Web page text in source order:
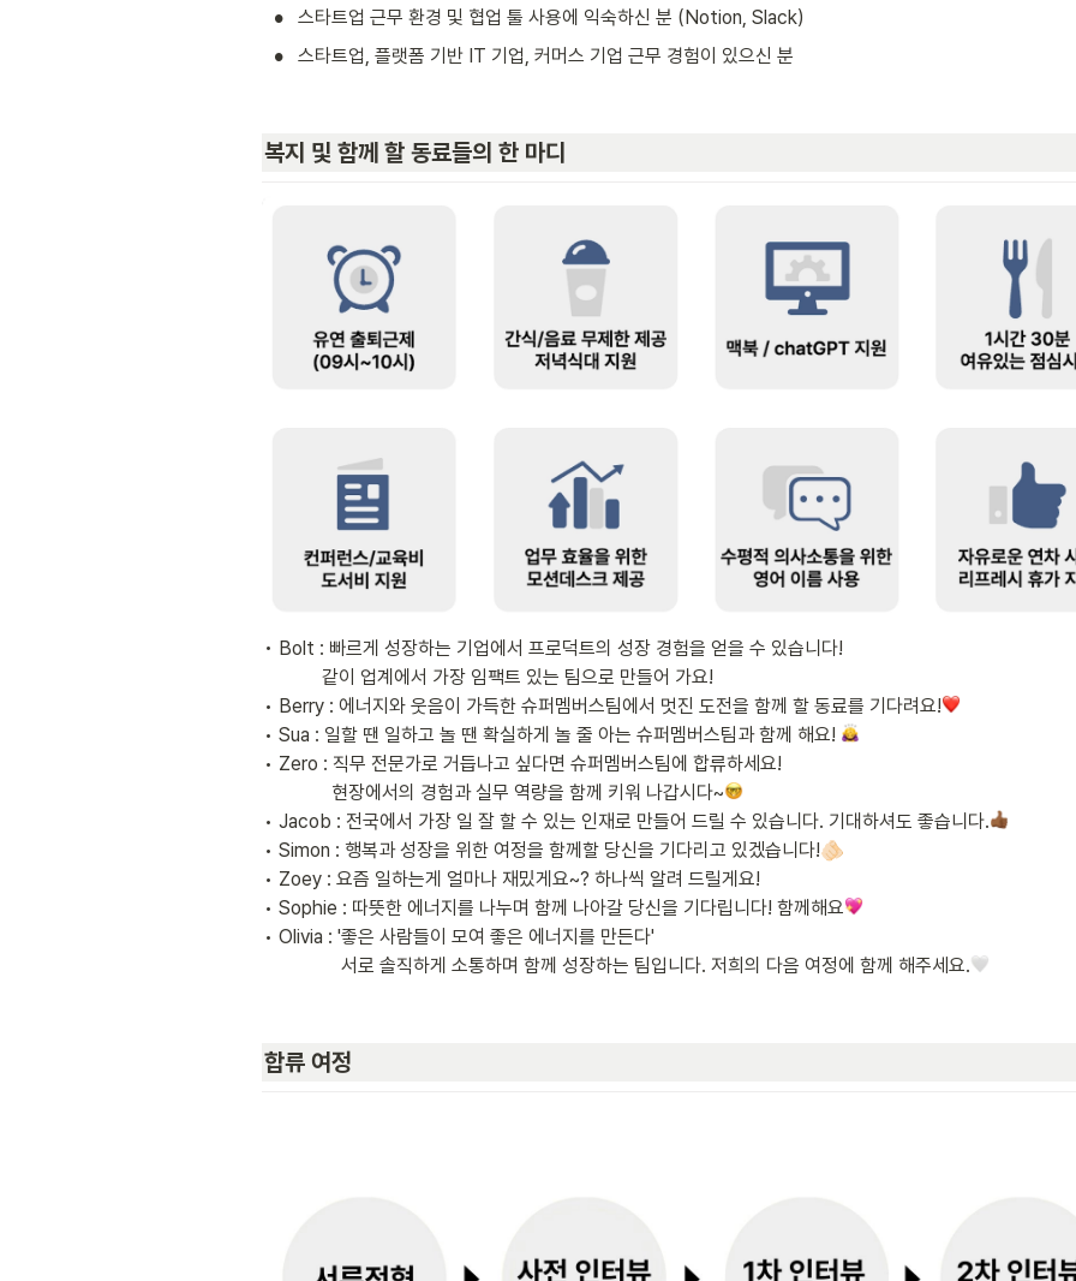
• 스타트업 근무 환경 및 협업 툴 사용에 익숙하신 분 (Notion, Slack)
• 스타트업, 플랫폼 기반 IT 기업, 커머스 기업 근무 경험이 있으신 분
복지 및 함께 할 동료들의 한 마디
• Bolt : 빠르게 성장하는 기업에서 프로덕트의 성장 경험을 얻을 수 있습니다!
• Berry : 에너지와 웃음이 가득한 슈퍼멤버스팀에서 멋진 도전을 함께 할 동료를 기다려요!
• Sua : 일할 땐 일하고 놀 땐 확실하게 놀 줄 아는 슈퍼멤버스팀과 함께 해요!
• Zero : 직무 전문가로 거듭나고 싶다면 슈퍼멤버스팀에 합류하세요!
              현장에서의 경험과 실무 역량을 함께 키워 나갑시다~
• Jacob : 전국에서 가장 일 잘 할 수 있는 인재로 만들어 드릴 수 있습니다. 기대하셔도 좋습니다.
• Simon : 행복과 성장을 위한 여정을 함께할 당신을 기다리고 있겠습니다!🫵🏻
• Zoey : 요즘 일하는게 얼마나 재밌게요~? 하나씩 알려 드릴게요!
• Sophie : 따뜻한 에너지를 나누며 함께 나아갈 당신을 기다립니다! 함께해요
• Olivia : '좋은 사람들이 모여 좋은 에너지를 만든다'
                서로 솔직하게 소통하며 함께 성장하는 팀입니다. 저희의 다음 여정에 함께 해주세요.
합류 여정